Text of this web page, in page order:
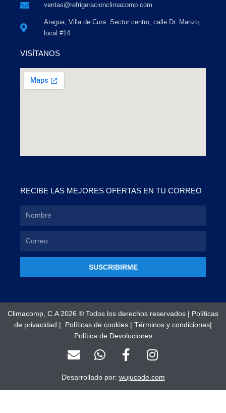
ventas@refrigeracionclimacomp.com
Aragua, Villa de Cura. Sector centro, calle Dr. Manzo,
local #14
VISÍTANOS
RECIBE LAS MEJORES OFERTAS EN TU CORREO
SUSCRIBIRME
Climacomp, C.A 2026 © Todos los derechos reservados | Políticas
de privacidad | Políticas de cookies | Términos y condiciones|
Política de Devoluciones
E
n
v
W
h
a
F
a
c
e
I
n
s
t
Desarrollado por: wujucode.com